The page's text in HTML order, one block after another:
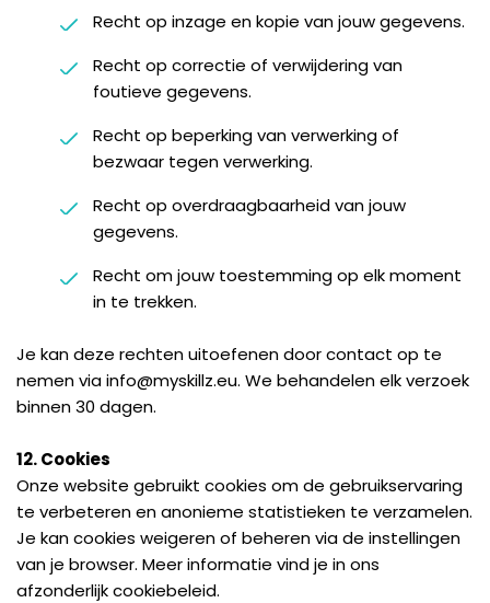
Recht op inzage en kopie van jouw gegevens.
Recht op correctie of verwijdering van
foutieve gegevens.
Recht op beperking van verwerking of
bezwaar tegen verwerking.
Recht op overdraagbaarheid van jouw
gegevens.
Recht om jouw toestemming op elk moment
in te trekken.
Je kan deze rechten uitoefenen door contact op te
nemen via info@myskillz.eu. We behandelen elk verzoek
binnen 30 dagen.
12. Cookies
Onze website gebruikt cookies om de gebruikservaring
te verbeteren en anonieme statistieken te verzamelen.
Je kan cookies weigeren of beheren via de instellingen
van je browser. Meer informatie vind je in ons
afzonderlijk cookiebeleid.